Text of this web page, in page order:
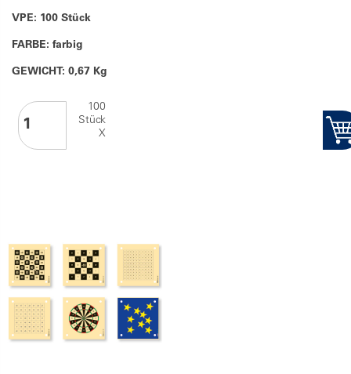
VPE: 100 Stück
FARBE: farbig
GEWICHT: 0,67 Kg
100
Stück
X